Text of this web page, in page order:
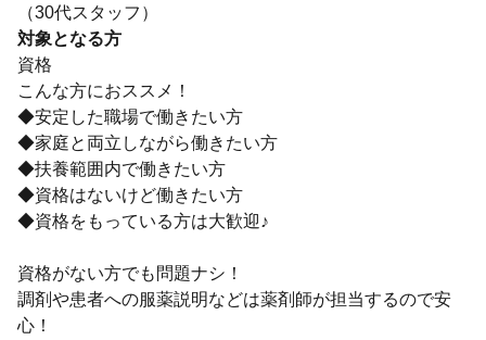
（30代スタッフ）
対象となる方
資格
こんな方におススメ！
◆安定した職場で働きたい方
◆家庭と両立しながら働きたい方
◆扶養範囲内で働きたい方
◆資格はないけど働きたい方
◆資格をもっている方は大歓迎♪
資格がない方でも問題ナシ！
調剤や患者への服薬説明などは薬剤師が担当するので安
心！